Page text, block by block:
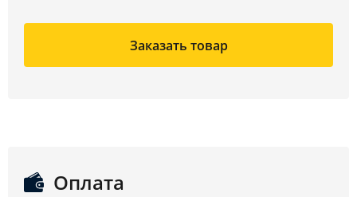
Заказать товар
Оплата